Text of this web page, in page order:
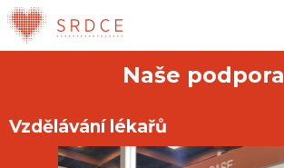
Naše podpora
Vzdělávání lékařů